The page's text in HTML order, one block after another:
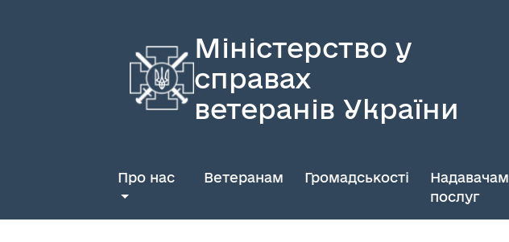
Міністерство у
справах
ветеранів України
Про нас Ветеранам Громадськості
Надавачам
послуг